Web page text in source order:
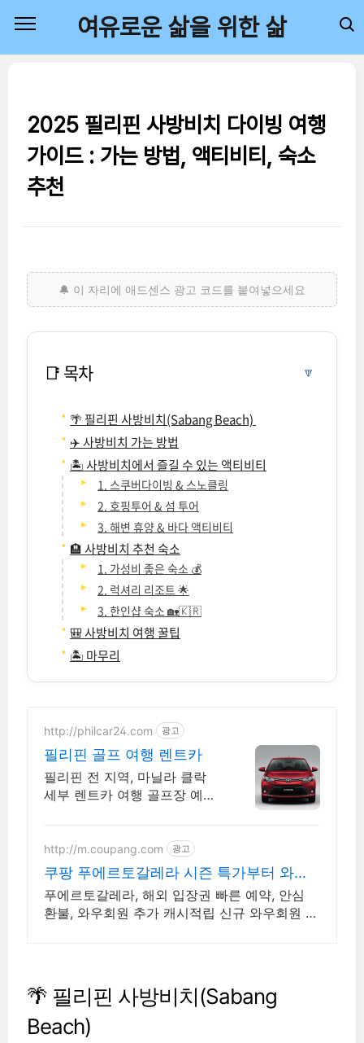
여유로운 삶을 위한 삶
2025 필리핀 사방비치 다이빙 여행
가이드 : 가는 방법, 액티비티, 숙소
추천
📑 목차 🔽
🌴 필리핀 사방비치(Sabang Beach)
✈️ 사방비치 가는 방법
🏝️ 사방비치에서 즐길 수 있는 액티비티
1. 스쿠버다이빙 & 스노클링
2. 호핑투어 & 섬 투어
3. 해변 휴양 & 바다 액티비티
🏨 사방비치 추천 숙소
1. 가성비 좋은 숙소 💰
2. 럭셔리 리조트 🌟
3. 한인샵 숙소 🏡🇰🇷
🎒 사방비치 여행 꿀팁
🏝️ 마무리
http://philcar24.com 광고
필리핀 골프 여행 렌트카
필리핀 전 지역, 마닐라 클락
세부 렌트카 여행 골프장 예약
http://m.coupang.com 광고
쿠팡 푸에르토갈레라 시즌 특가부터 와우
할인까지
푸에르토갈레라, 해외 입장권 빠른 예약, 안심
환불, 와우회원 추가 캐시적립 신규 와우회원 최
🌴 필리핀 사방비치(Sabang
Beach)